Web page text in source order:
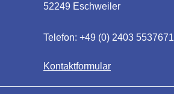
52249 Eschweiler
Telefon: +49 (0) 2403 5537671
Kontaktformular